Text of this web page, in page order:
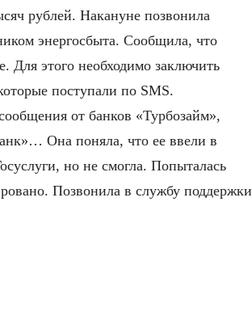
рублей. Накануне позвонила
энергосбыта. Сообщила, что
Для этого необходимо заключить
поступали по SMS.
от банков «Турбозайм»,
Она поняла, что ее ввели в
но не смогла. Попыталась
Позвонила в службу поддержки